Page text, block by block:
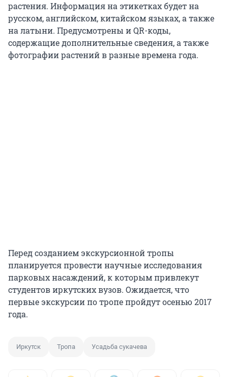
растения. Информация на этикетках будет на
русском, английском, китайском языках, а также
на латыни. Предусмотрены и QR-коды,
содержащие дополнительные сведения, а также
фотографии растений в разные времена года.
Перед созданием экскурсионной тропы
планируется провести научные исследования
парковых насаждений, к которым привлекут
студентов иркутских вузов. Ожидается, что
первые экскурсии по тропе пройдут осенью 2017
года.
Иркутск Тропа Усадьба сукачева